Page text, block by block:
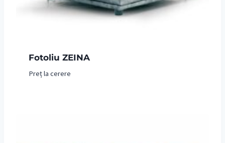
Fotoliu ZEINA
Preț la cerere